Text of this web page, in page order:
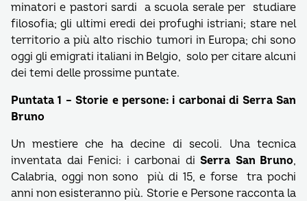
minatori e pastori sardi a scuola serale per studiare
filosofia; gli ultimi eredi dei profughi istriani; stare nel
territorio a più alto rischio tumori in Europa; chi sono
oggi gli emigrati italiani in Belgio, solo per citare alcuni
dei temi delle prossime puntate.
Puntata 1 – Storie e persone: i carbonai di Serra San
Bruno
Un mestiere che ha decine di secoli. Una tecnica
inventata dai Fenici: i carbonai di Serra San Bruno,
Calabria, oggi non sono più di 15, e forse tra pochi
anni non esisteranno più. Storie e Persone racconta la